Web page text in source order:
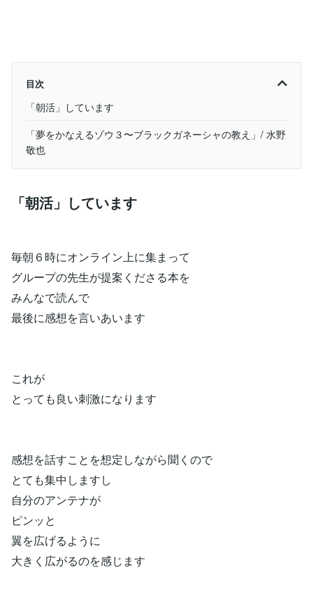
目次
「朝活」しています
「夢をかなえるゾウ３〜ブラックガネーシャの教え」/ 水野
敬也
「朝活」しています
毎朝６時にオンライン上に集まって
グループの先生が提案くださる本を
みんなで読んで
最後に感想を言いあいます
これが
とっても良い刺激になります
感想を話すことを想定しながら聞くので
とても集中しますし
自分のアンテナが
ピンッと
翼を広げるように
大きく広がるのを感じます